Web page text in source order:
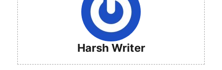
Harsh Writer